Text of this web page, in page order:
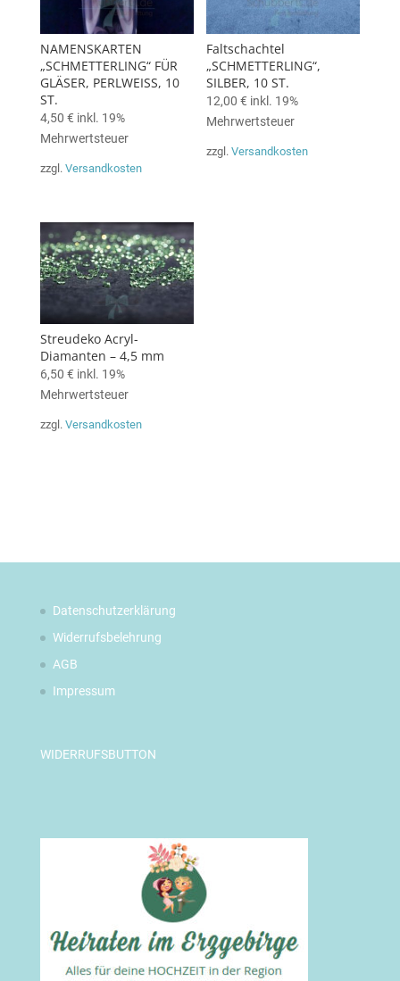
NAMENSKARTEN
„SCHMETTERLING“ FÜR
GLÄSER, PERLWEISS, 10
ST.
4,50 € inkl. 19%
Mehrwertsteuer
zzgl. Versandkosten
Faltschachtel
„SCHMETTERLING“,
SILBER, 10 ST.
12,00€ inkl. 19%
Mehrwertsteuer
zzgl.Versandkosten
Streudeko Acryl-
Diamanten – 4,5 mm
6,50 € inkl. 19%
Mehrwertsteuer
zzgl. Versandkosten
Datenschutzerklärung
Widerrufsbelehrung
AGB
Impressum
WIDERRUFSBUTTON